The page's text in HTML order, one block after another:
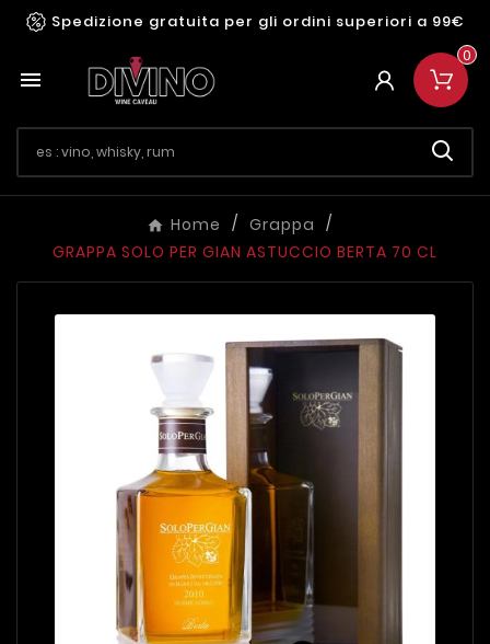
Spedizione gratuita per gli ordini superiori a 99€

0
Home
Grappa
GRAPPA SOLO PER GIAN ASTUCCIO BERTA 70 CL